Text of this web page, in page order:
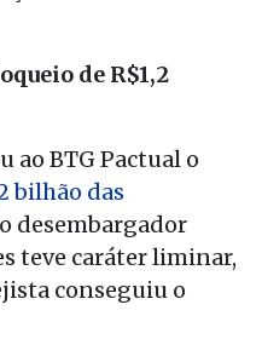
de R$1,2
ao BTG Pactual o
bilhão das
desembargador
teve caráter liminar,
conseguiu o